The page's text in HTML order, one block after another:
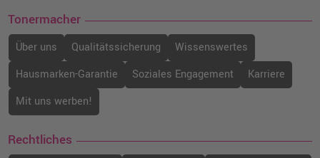
Tonermacher
Über uns Qualitätssicherung
Wissenswertes
Hausmarken-Garantie
Soziales Engagement
Karriere
Mit uns werben!
Rechtliches